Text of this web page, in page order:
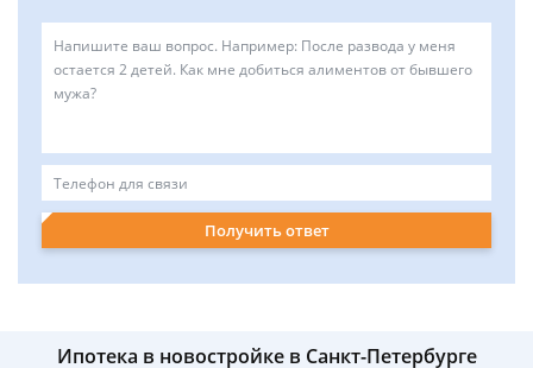
Получить ответ
Ипотека в новостройке в Санкт-Петербурге